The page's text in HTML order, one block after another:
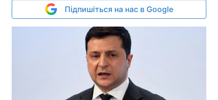
Підпишіться на нас в Google